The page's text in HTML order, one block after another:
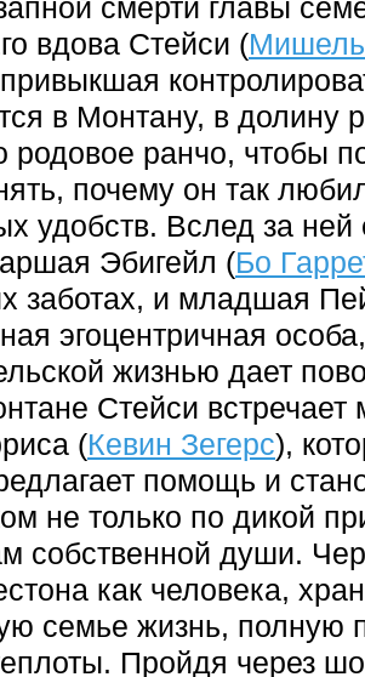
смерти главы
вдова Стейси (
в Монтану, в долину
ранчо, чтобы
почему он так
удобств. Вслед за ней
Эбигейл (Бо
заботах, и младшая
эгоцентричная
жизнью дает
Стейси встречает
(Кевин Зегерс),
помощь и
не только по дикой
собственной души.
как человека,
семье жизнь, полную
Пройдя через